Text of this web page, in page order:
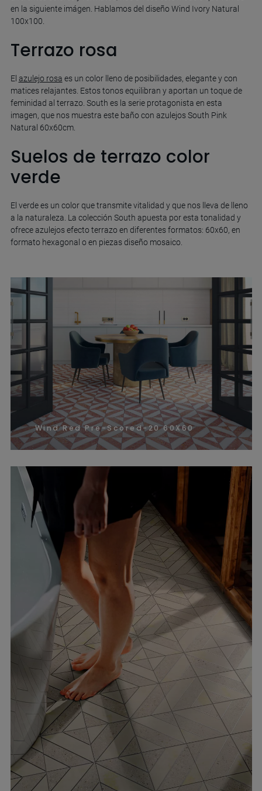
en la siguiente imágen. Hablamos del diseño Wind Ivory Natural
100x100.
Terrazo rosa
El azulejo rosa es un color lleno de posibilidades, elegante y con
matices relajantes. Estos tonos equilibran y aportan un toque de
feminidad al terrazo. South es la serie protagonista en esta
imagen, que nos muestra este baño con azulejos South Pink
Natural 60x60cm.
Suelos de terrazo color
verde
El verde es un color que transmite vitalidad y que nos lleva de lleno
a la naturaleza. La colección South apuesta por esta tonalidad y
ofrece azulejos efecto terrazo en diferentes formatos: 60x60, en
formato hexagonal o en piezas diseño mosaico.
Wind Red Pre-Scored-20 60X60